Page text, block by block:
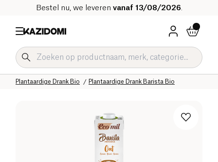
Bestel nu, we leveren vanaf 13/08/2026
Plantaardige Drank Barista Bio
Plantaardige Drank Bio
Dranken Bio
Onze biologische catalogus
Home